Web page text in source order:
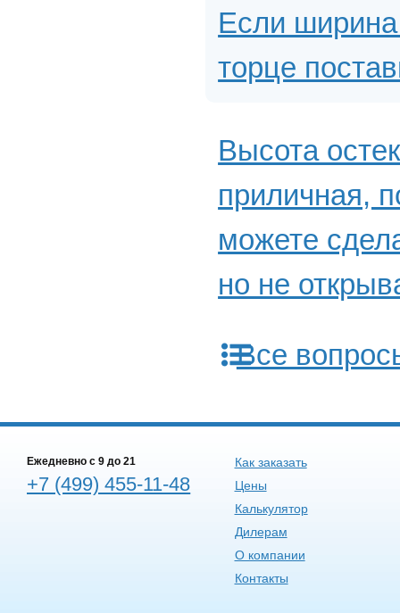
Если
торце
Высота
приличная,
можете
но не
Все
Ежедневно c 9 до 21
+7 (499) 455-11-48
Как заказать
Цены
Калькулятор
Дилерам
О компании
Контакты